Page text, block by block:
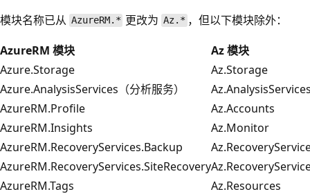
模块名称已从 AzureRM.* 更改为Az.* ，但以下模块除外：
AzureRM 模块
Az 模块
Azure.Storage
Az.Storage
Azure.AnalysisServices（分析服务）
AzureRM.Profile
Az.Accounts
AzureRM.Insights
Az.Monitor
AzureRM.RecoveryServices.Backup
AzureRM.RecoveryServices.SiteRecovery
AzureRM.Tags
Az.Resources